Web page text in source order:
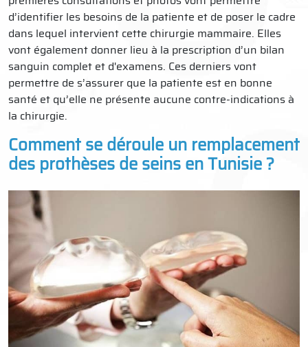
d’identifier les besoins de la patiente et de poser le cadre
dans lequel intervient cette chirurgie mammaire. Elles
vont également donner lieu à la prescription d’un bilan
sanguin complet et d'examens. Ces derniers vont
permettre de s’assurer que la patiente est en bonne
santé et qu’elle ne présente aucune contre-indications à
la chirurgie.
Comment se déroule un remplacement
des prothèses de seins en Tunisie ?